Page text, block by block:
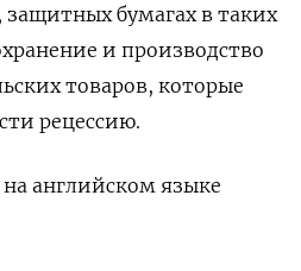
защитных бумагах в таких
и производство
товаров, которые
рецессию.
английском языке